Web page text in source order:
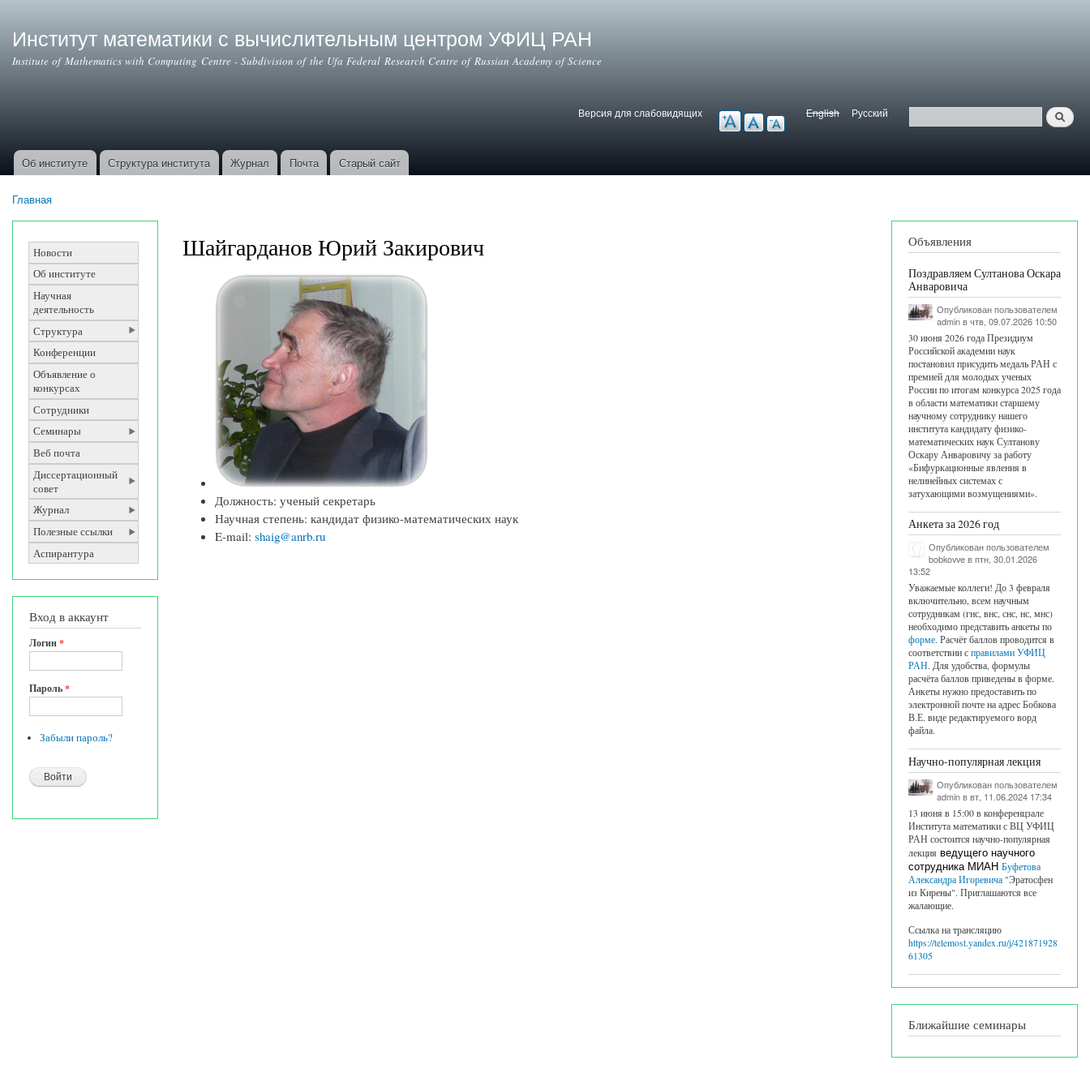
содержанию
Институт математики с вычислительным центром УФИЦ РАН
Institute of Mathematics with Computing Centre - Subdivision of the Ufa Federal Research Centre of Russian Academy of Science
Версия для слабовидящих
Версия для слабовидящих
Версия для слабовидящих
Язык
English Русский
Поиск
Найти
Основные ссылки
Об институте Структура института Журнал Почта Старый сайт
Главная
Новости
Об институте
Научная
деятельность
Структура
Конференции
Объявление о
конкурсах
Сотрудники
Семинары
Веб почта
Диссертационный
совет
Журнал
Полезные ссылки
Аспирантура
Вход в аккаунт
Логин*
Пароль*
Забыли пароль?
Шайгарданов Юрий Закирович
Должность: ученый секретарь
Научная степень: кандидат физико-математических наук
E-mail: shaig@anrb.ru
Объявления
Поздравляем Султанова Оскара
Анваровича
Опубликован пользователем
adminв чтв, 09.07.2026 10:50
30 июня 2026 года Президиум
Российской академии наук
постановил присудить медаль РАН с
премией для молодых ученых
России по итогам конкурса 2025 года
в области математики старшему
научному сотруднику нашего
института кандидату физико-
математических наук Султанову
Оскару Анваровичу за работу
«Бифуркационные явления в
нелинейных системах с
затухающими возмущениями».
Анкета за 2026 год
Опубликован пользователем
bobkovveв птн, 30.01.2026
13:52
Уважаемые коллеги! До 3 февраля
включительно, всем научным
сотрудникам (гнс, внс, снс, нс, мнс)
необходимо представить анкеты по
форме. Расчёт баллов проводится в
соответствии с правилами УФИЦ
РАН. Для удобства, формулы
расчёта баллов приведены в форме.
Анкеты нужно предоставить по
электронной почте на адрес Бобкова
В.Е. виде редактируемого ворд
файла.
Научно-популярная лекция
Опубликован пользователем
adminв вт, 11.06.2024 17:34
13 июня в 15:00 в конференцзале
Института математики с ВЦ УФИЦ
РАН состоится научно-популярная
лекция ведущего научного
сотрудника МИАН Буфетова
Александра Игоревича "Эратосфен
из Кирены". Приглашаются все
жалающие.
Ссылка на трансляцию
https://telemost.yandex.ru/j/421871928
61305
Ближайшие семинары